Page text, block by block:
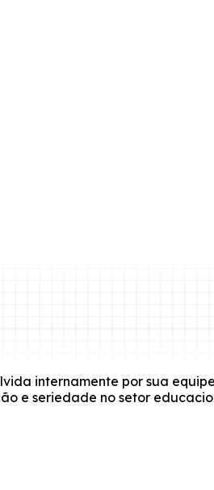
internamente por sua
e seriedade no setor